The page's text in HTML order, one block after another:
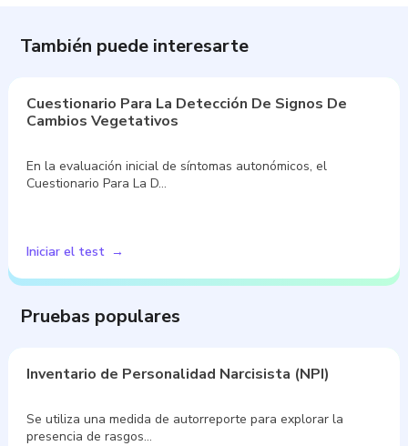
También puede interesarte
Cuestionario Para La Detección De Signos De
Cambios Vegetativos
En la evaluación inicial de síntomas autonómicos, el
Cuestionario Para La D…
Iniciar el test
Pruebas populares
Inventario de Personalidad Narcisista (NPI)
Se utiliza una medida de autorreporte para explorar la
presencia de rasgos…